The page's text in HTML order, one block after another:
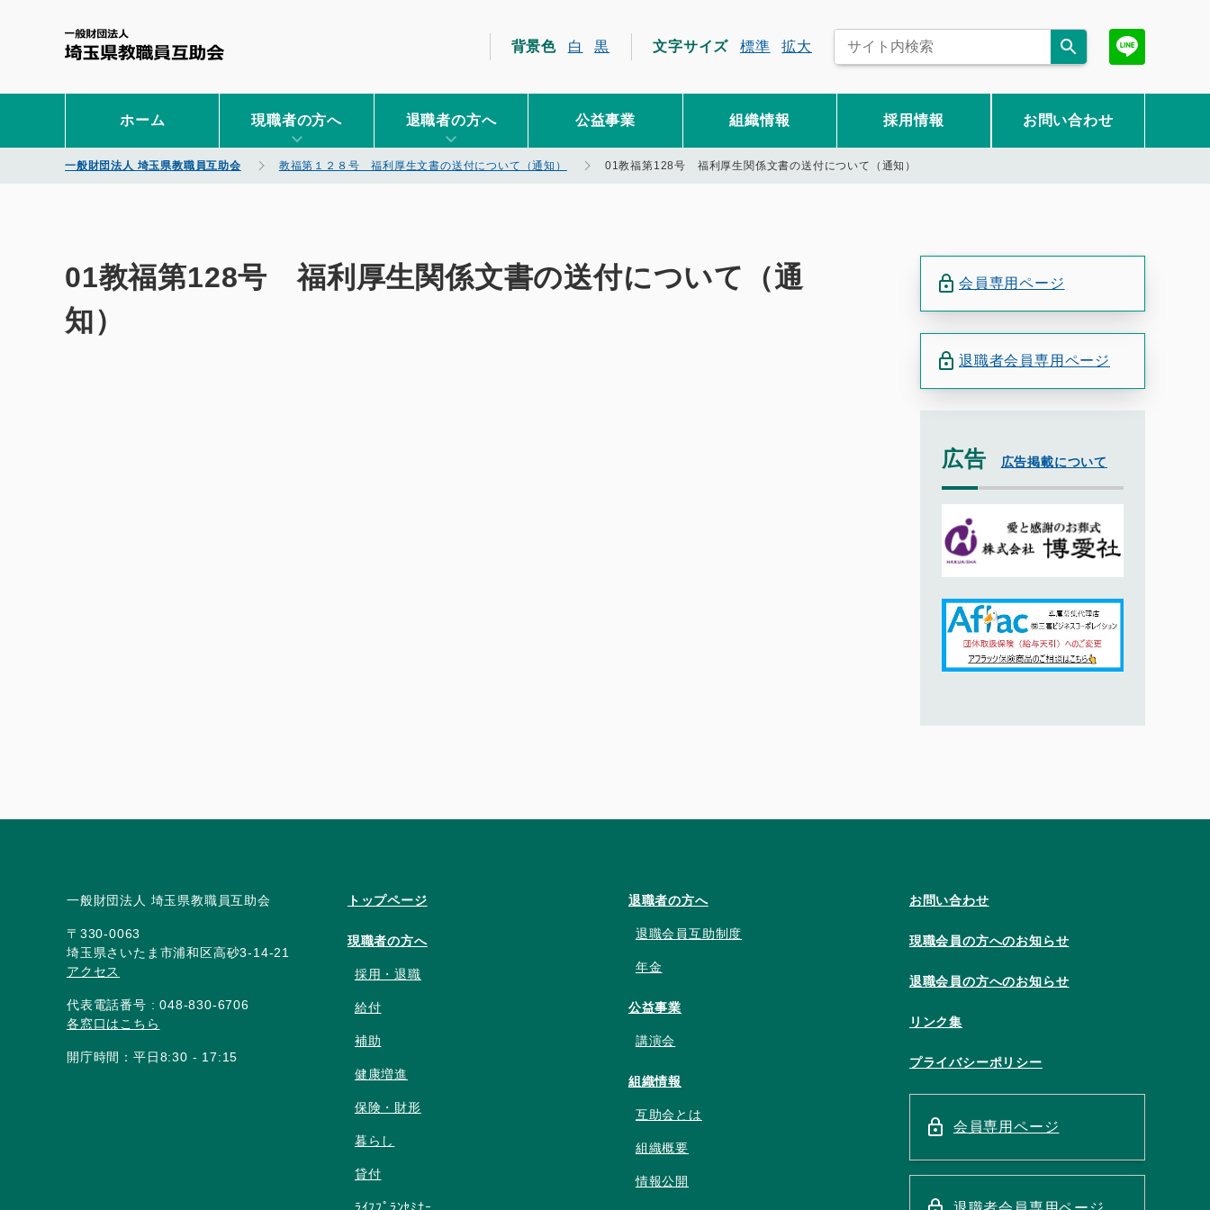
文字サイズ 標準 拡大
背景色 白 黒
ホーム 現職者の方へ 退職者の方へ 公益事業 組織情報 採用情報 お問い合わせ
一般財団法人 埼玉県教職員互助会 教福第１２８号 福利厚生文書の送付について（通知） 01教福第128号 福利厚生関係文書の送付について（通知）
01教福第128号 福利厚生関係文書の送付について（通
知）
会員専用ページ
退職者会員専用ページ
広告 広告掲載について
一般財団法人 埼玉県教職員互助会
〒330-0063
埼玉県さいたま市浦和区高砂3-14-21
アクセス
代表電話番号 : 048-830-6706
各窓口はこちら
開庁時間：平日8:30 - 17:15
トップページ
現職者の方へ
採用・退職
給付
補助
健康増進
保険・財形
暮らし
貸付
ﾗｲﾌﾌﾟﾗﾝｾﾐﾅｰ
退職者の方へ
退職会員互助制度
年金
公益事業
講演会
組織情報
互助会とは
組織概要
情報公開
お問い合わせ
現職会員の方へのお知らせ
退職会員の方へのお知らせ
リンク集
プライバシーポリシー
会員専用ページ